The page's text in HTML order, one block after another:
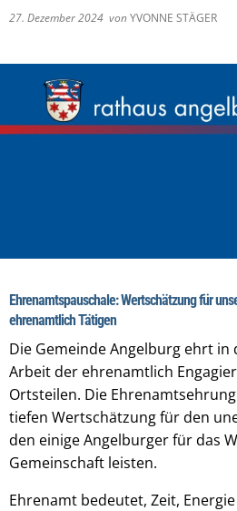
27. Dezember 2024 vonYVONNE STÄGER
Ehrenamtspauschale: Wertschätzung für
ehrenamtlich Tätigen
Die Gemeinde Angelburg ehrt in
Arbeit der ehrenamtlich
Ortsteilen. Die
tiefen Wertschätzung für den
den einige Angelburger für das
Gemeinschaft leisten.
Ehrenamt bedeutet, Zeit,